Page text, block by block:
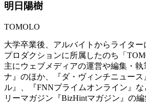
明日陽樹
TOMOLO
大学卒業後、アルバイトからライタ
プロダクションに所属したのち「
主にウェブメディアの運営や編集・
ナ』のほか、『ダ・ヴィンチニュー
ル』、『FNNプライムオンライン』
リーマガジン『BizHintマガジン』の編